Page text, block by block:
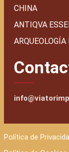
CHINA
ANTIQVA
ARQUEOLOGÍA
Política de